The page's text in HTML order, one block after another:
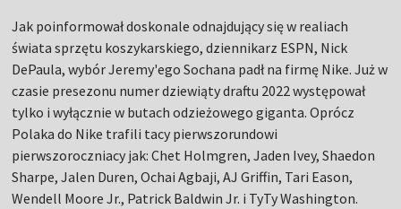
Jak poinformował doskonale odnajdujący się w realiach
świata sprzętu koszykarskiego, dziennikarz ESPN, Nick
DePaula, wybór Jeremy'ego Sochana padł na firmę Nike. Już w
czasie presezonu numer dziewiąty draftu 2022 występował
tylko i wyłącznie w butach odzieżowego giganta. Oprócz
Polaka do Nike trafili tacy pierwszorundowi
pierwszoroczniacy jak: Chet Holmgren, Jaden Ivey, Shaedon
Sharpe, Jalen Duren, Ochai Agbaji, AJ Griffin, Tari Eason,
Wendell Moore Jr., Patrick Baldwin Jr. i TyTy Washington.